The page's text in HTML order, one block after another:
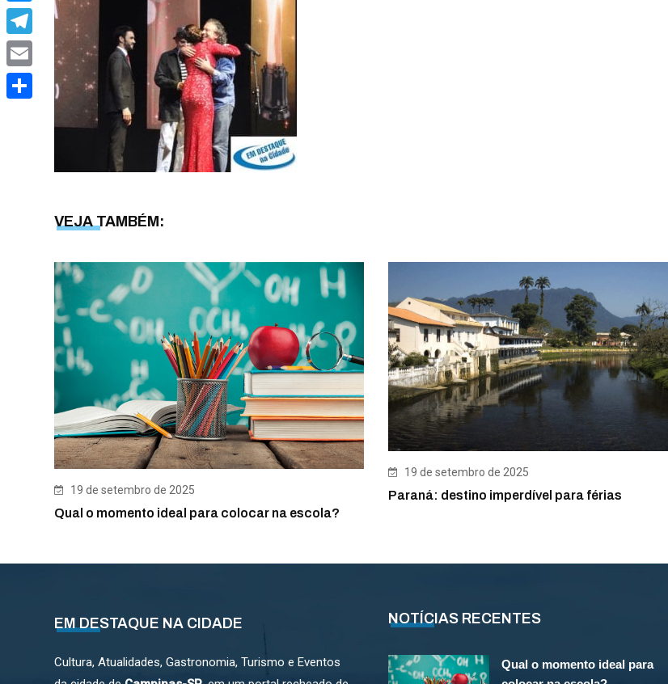
VEJA TAMBÉM:
19 de setembro de 2025
Qual o momento ideal para colocar na escola?
19 de setembro de 2025
Paraná: destino imperdível para férias
EM DESTAQUE NA CIDADE
Cultura, Atualidades, Gastronomia, Turismo e Eventos
NOTÍCIAS RECENTES
Qual o momento ideal para
Messenger
Telegram
Email